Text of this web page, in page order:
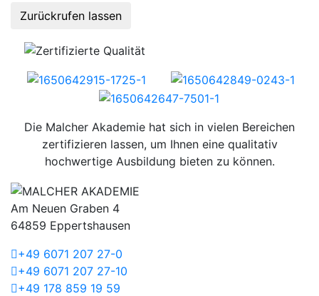
Zurückrufen lassen
Die Malcher Akademie hat sich in vielen Bereichen
zertifizieren lassen, um Ihnen eine qualitativ
hochwertige Ausbildung bieten zu können.
Am Neuen Graben 4
64859 Eppertshausen
+49 6071 207 27-0
+49 6071 207 27-10
+49 178 859 19 59